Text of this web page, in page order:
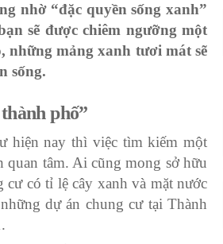
nhờ “đặc quyền sống xanh”
sẽ được chiêm ngưỡng một
những mảng xanh tươi mát sẽ
sống.
phố”
hiện nay thì việc tìm kiếm một
quan tâm. Ai cũng mong sở hữu
có tỉ lệ cây xanh và mặt nước
dự án chung cư tại Thành